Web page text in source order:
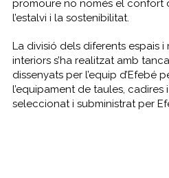
promoure no només el confort
l’estalvi i la sostenibilitat.
La divisió dels diferents espais i
interiors s’ha realitzat amb
dissenyats per l’equip d’Efebé
l’equipament de taules, cadires
seleccionat i subministrat per